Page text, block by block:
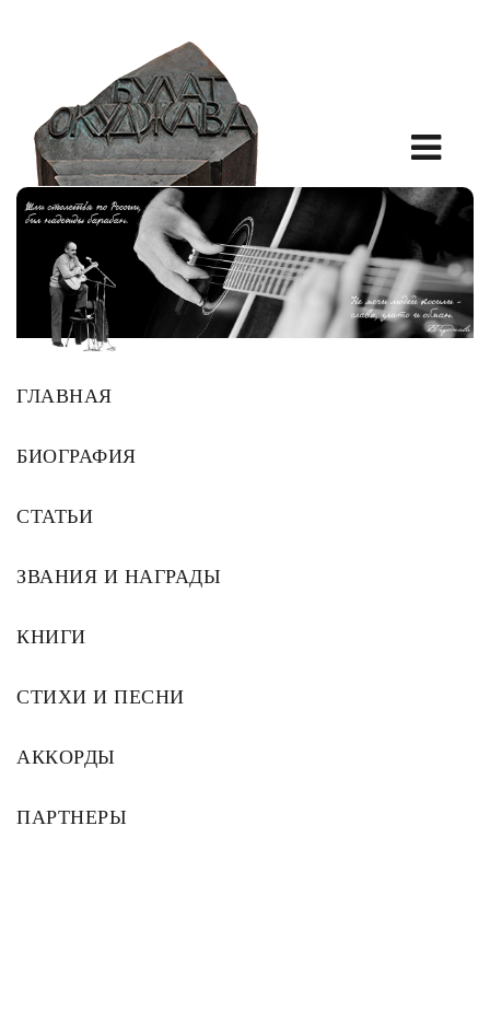
ГЛАВНАЯ
БИОГРАФИЯ
СТАТЬИ
ЗВАНИЯ И НАГРАДЫ
КНИГИ
СТИХИ И ПЕСНИ
АККОРДЫ
ПАРТНЕРЫ